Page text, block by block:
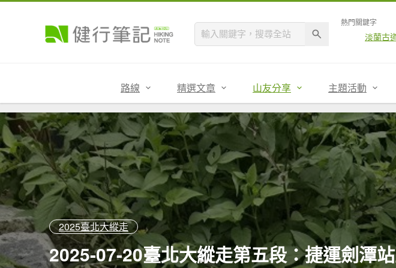
熱門關鍵字
淡蘭古
路線 精選文章 山友分享 主題活動
2025臺北大縱走
2025-07-20臺北大縱走第五段：捷運劍潭